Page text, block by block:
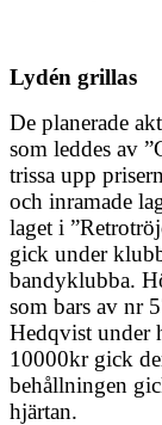
Lydén grillas
De planerade
som leddes av
trissa upp
och inramade
laget i
gick under
bandyklubba.
som bars av nr
Hedqvist under
10000kr gick
behållningen
hjärtan.